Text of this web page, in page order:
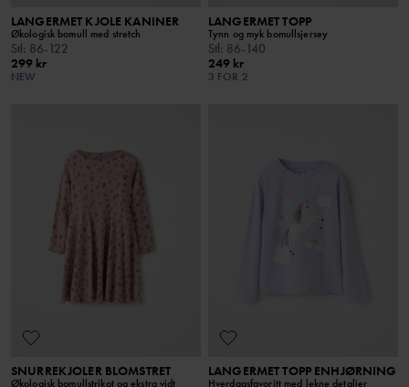
LANGERMET KJOLE KANINER
Økologisk bomull med stretch
Stl: 86-122
299 kr
NEW
LANGERMET TOPP
Tynn og myk bomullsjersey
Stl: 86-140
249 kr
3 FOR 2
SNURREKJOLER BLOMSTRET
Økologisk bomullstrikot og ekstra vidt
LANGERMET TOPP ENHJØRNING
Hverdagsfavoritt med lekne detaljer